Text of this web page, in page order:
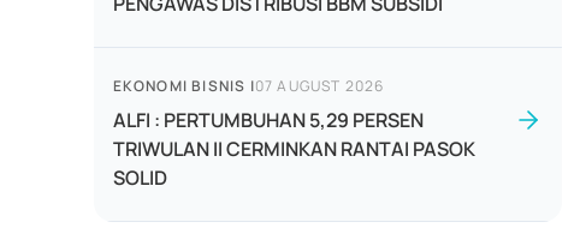
EKONOMI BISNIS |07 AUGUST 2026
ALFI : PERTUMBUHAN 5,29 PERSEN
TRIWULAN II CERMINKAN RANTAI PASOK
SOLID